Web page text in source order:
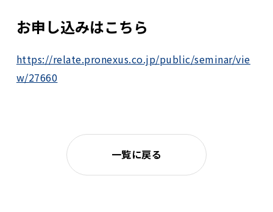
お申し込みはこちら
https://relate.pronexus.co.jp/public/seminar/vie
w/27660
一覧に戻る